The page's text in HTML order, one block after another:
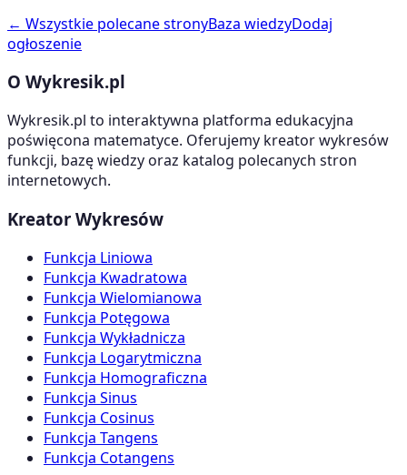
← Wszystkie polecane stronyBaza wiedzyDodaj
ogłoszenie
O Wykresik.pl
Wykresik.pl to interaktywna platforma edukacyjna
poświęcona matematyce. Oferujemy kreator wykresów
funkcji, bazę wiedzy oraz katalog polecanych stron
internetowych.
Kreator Wykresów
Funkcja Liniowa
Funkcja Kwadratowa
Funkcja Wielomianowa
Funkcja Potęgowa
Funkcja Wykładnicza
Funkcja Logarytmiczna
Funkcja Homograficzna
Funkcja Sinus
Funkcja Cosinus
Funkcja Tangens
Funkcja Cotangens